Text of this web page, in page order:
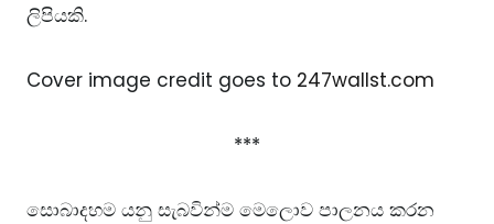
ලිපියකි.
Cover image credit goes to 247wallst.com
***
සොබාදහම යනු සැබවින්ම මෙලොව පාලනය කරන